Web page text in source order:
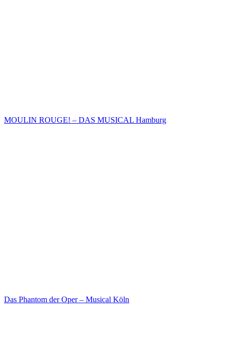
MOULIN ROUGE! – DAS MUSICAL Hamburg
Das Phantom der Oper – Musical Köln